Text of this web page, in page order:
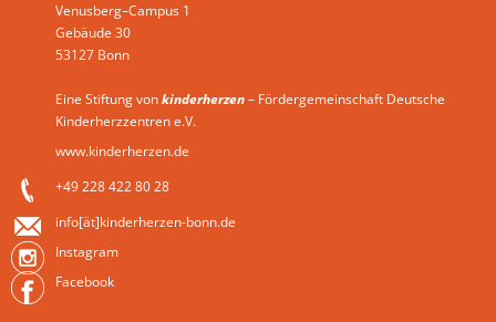
Venusberg–Campus 1
Gebäude 30
53127 Bonn
Eine Stiftung vonkinderherzen– Fördergemeinschaft Deutsche
Kinderherzzentren e.V.
www.kinderherzen.de
+49 228 422 80 28
info[ät]kinderherzen-bonn.de
Instagram
Facebook